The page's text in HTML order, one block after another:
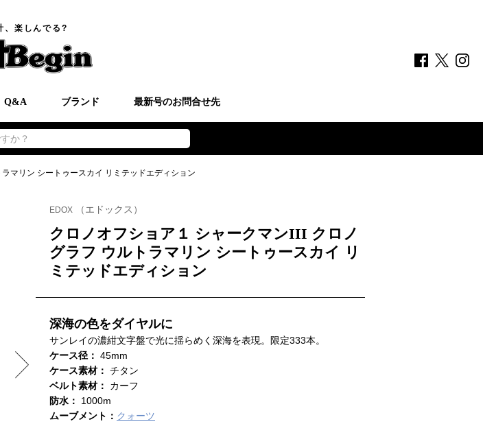
、楽しんでる?
Q&A ブランド 最新号のお問合せ先
か？
マリン シートゥースカイ リミテッドエディション
EDOX （エドックス）
クロノオフショア１ シャークマンIII クロノ
グラフ ウルトラマリン シートゥースカイ リ
ミテッドエディション
深海の色をダイヤルに
サンレイの濃紺文字盤で光に揺らめく深海を表現。限定333本。
ケース径： 45mm
ケース素材： チタン
ベルト素材： カーフ
防水： 1000m
ムーブメント： クォーツ